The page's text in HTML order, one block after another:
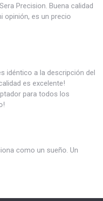
Precision. Buena calidad
opinión, es un precio
idéntico a la descripción del
es excelente!
para todos los
como un sueño. Un